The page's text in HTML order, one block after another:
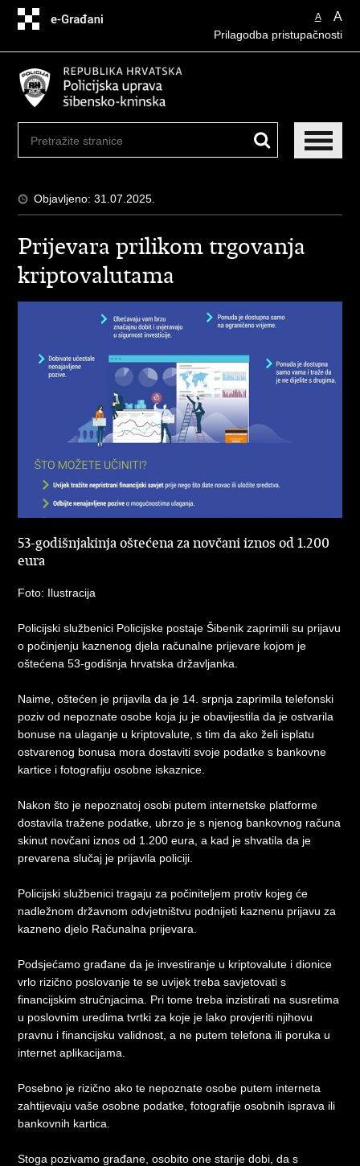
sadržaj
A A
Prilagodba pristupačnosti
Objavljeno: 31.07.2025.
Prijevara prilikom trgovanja
kriptovalutama
53-godišnjakinja oštećena za novčani iznos od 1.200
eura
Foto: Ilustracija
​Policijski službenici Policijske postaje Šibenik zaprimili su prijavu
o počinjenju kaznenog djela računalne prijevare kojom je
oštećena 53-godišnja hrvatska državljanka.
Naime, oštećen je prijavila da je 14. srpnja zaprimila telefonski
poziv od nepoznate osobe koja ju je obavijestila da je ostvarila
bonuse na ulaganje u kriptovalute, s tim da ako želi isplatu
ostvarenog bonusa mora dostaviti svoje podatke s bankovne
kartice i fotografiju osobne iskaznice.
Nakon što je nepoznatoj osobi putem internetske platforme
dostavila tražene podatke, ubrzo je s njenog bankovnog računa
skinut novčani iznos od 1.200 eura, a kad je shvatila da je
prevarena slučaj je prijavila policiji.
Policijski službenici tragaju za počiniteljem protiv kojeg će
nadležnom državnom odvjetništvu podnijeti kaznenu prijavu za
kazneno djelo Računalna prijevara.
Podsjećamo građane da je investiranje u kriptovalute i dionice
vrlo rizično poslovanje te se uvijek treba savjetovati s
financijskim stručnjacima. Pri tome treba inzistirati na susretima
u poslovnim uredima tvrtki za koje je lako provjeriti njihovu
pravnu i financijsku validnost, a ne putem telefona ili poruka u
internet aplikacijama.
Posebno je rizično ako te nepoznate osobe putem interneta
zahtijevaju vaše osobne podatke, fotografije osobnih isprava ili
bankovnih kartica.
Stoga pozivamo građane, osobito one starije dobi, da s